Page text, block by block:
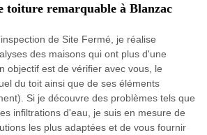
toiture remarquable à Blanzac
de Site Fermé, je réalise
des maisons qui ont plus d'une
objectif est de vérifier avec vous, le
du toit ainsi que de ses éléments
Si je découvre des problèmes tels que
infiltrations d'eau, je suis en mesure de
les plus adaptées et de vous fournir